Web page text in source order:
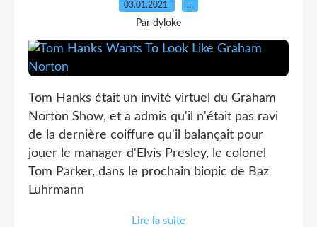
03.01.2021 …
Par dyloke
Tom Hanks était un invité virtuel du Graham
Norton Show, et a admis qu'il n'était pas ravi
de la dernière coiffure qu'il balançait pour
jouer le manager d'Elvis Presley, le colonel
Tom Parker, dans le prochain biopic de Baz
Luhrmann
Lire la suite